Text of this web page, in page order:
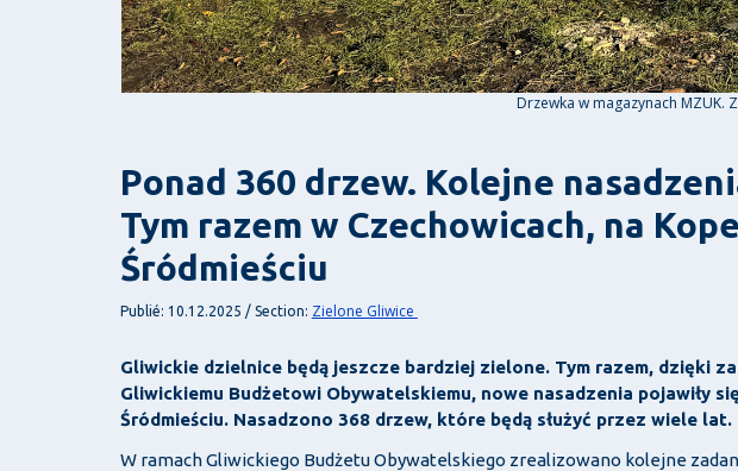
Drzewka w magazynach MZUK.
Ponad 360 drzew. Kolejne
Tym razem w Czechowicach, na
Śródmieściu
Publié: 10.12.2025 / Section: Zielone Gliwice
Gliwickie dzielnice będą jeszcze bardziej zielone. Tym razem, dzięki
Gliwickiemu Budżetowi Obywatelskiemu, nowe nasadzenia pojawiły
Śródmieściu. Nasadzono 368 drzew, które będą służyć przez wiele lat.
W ramach Gliwickiego Budżetu Obywatelskiego zrealizowano kolejne